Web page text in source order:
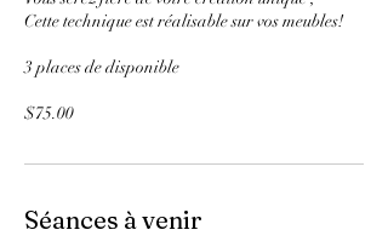
Cette technique est réalisable sur vos meubles!
3 places de disponible
$75.00
Séances à venir